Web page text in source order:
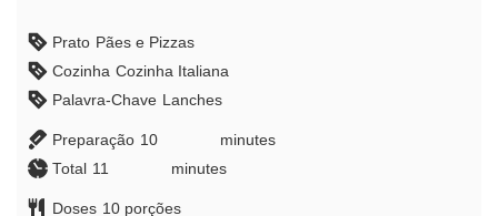
Prato Pães e Pizzas
Cozinha Cozinha Italiana
Palavra-Chave Lanches
Preparação 10minutes
minutes
Total 11 minutes
Doses 10 porções